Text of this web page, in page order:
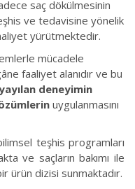
saç dökülmesinin
ve tedavisine yönelik
yürütmektedir.
mücadele
faaliyet alanıdır ve bu
deneyimin
uygulanmasını
teşhis programları
ve saçların bakımı ile
ürün dizisi sunmaktadır.